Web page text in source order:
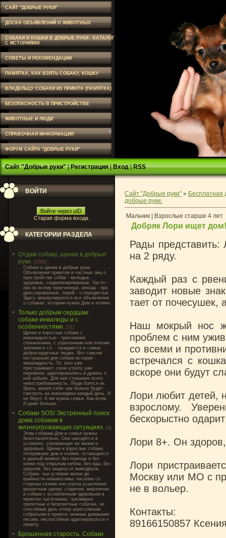
САЙТ "ДОБРЫЕ РУКИ"
ДОСКА ОБЪЯВЛЕНИЙ О ЖИВОТНЫХ
СОБАКИ И КОШКИ В ДОБРЫЕ РУКИ - КАТАЛОГ
С ИСТОРИЯМИ
СОВЕТЫ И РЕКОМЕНДАЦИИ
ПАМЯТКА, КАК ВЗЯТЬ СОБАКУ, КОШКУ
ВЛАДЕЛЬЦУ СОБАКИ ИЗ ПРИЮТА (ПАМЯТКА)
БЕЗОПАСНОСТЬ В ПРИСТРОЙСТВЕ
ЖИВОТНЫЕ И ЛЮДИ
СПРАВОЧНАЯ ИНФОРМАЦИЯ
ФОРУМ САЙТА "ДОБРЫЕ РУКИ"
Сайт "Добрые руки"|Регистрация|Вход|RSS
ВОЙТИ
Войти через uID
Старая форма входа
КАТЕГОРИИ РАЗДЕЛА
Отдам собаку, щенка в добрые
руки. [1591]
Cобаки и щенки в добрые руки.
Объявления приютов и частных лиц о
пристройстве собак - молодых,
здоровых, социализированных. Часто -
про ко всему приученных, иногда - про
дрессированных, порой - о породистых.
Здесь аккумулируются все объявления
о собаках, которым нужен Дом и хозяин.
Только добрым сердцам:
собаки-инвалиды и с
особенностями. [21]
Щенки и взрослые собаки с
инвалидностью - трёхлапики,
спинальники, с утраченным или плохим
зрением и т.п. - нуждаются в самых
добросердечных людях. Вот совсем
нестрашная для собаки история -
инвалидность. Те, кого уже
пристраивают, свою утрату уже
пережили, адаптировались и думать о
ней забыли. Для них страшнее всего
невостребованность. Люди боятся их
брать, жалея себя: как больно будет
смотреть на инвалидика каждый день. И
не берут. А им нужна семья. Как всем.
И даже больше.
Собаки SOS! Экстренный поиск
дома собакам в
жизнеугрожающих ситуациях. [4]
Этим собакам Дом и семья нужны
безотлагательно. Они находятся в
условиях, угрожающих их жизни и
здоровью. Щенки и взрослые собаки,
потерявшие дом и хозяев, остающиеся
в данный момент без помощи и без
опеки под открытым небом, без еды, без
укрытия, без защиты от живодёров.
Собаки, чьи условия жизни до
крайности невыносимы: насилие со
стороны хозяев или угроза усыпления;
крошечные щенки, старички, мерзлячки
и собаки с ослабленным здоровьем в
приютах-тысячниках; чрезмерно
трепетные и безответные собачки, не
способные дать отпор агрессивным
собратьям в приюте; нежные домашние
пёсики, неспособные адаптироваться к
приюту.
Брошенная старость. Собаки.
Сайт "Добрые руки" » Бесплатная
добрые руки.
Мальчик | Взрослые старше 4 лет
Добряк Лори ищет дом!
Рады
на 2 ряду.
Каждый раз с
заводит новые
тает от почесушек,
Наш мокрый нос
проблем с ним
со всеми и
встречался с
вскоре они будут
Лори любит детей,
взрослому.
бескорыстно
Лори 8+. Он
Лори
Москву или МО с
не в вольер.
Контакты:
89166150857